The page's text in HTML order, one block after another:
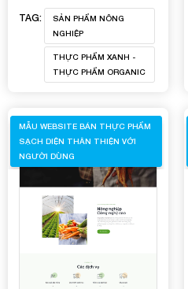
TAG:
SẢN PHẨM NÔNG
NGHIỆP
THỰC PHẨM XANH -
THỰC PHẨM ORGANIC
MẪU WEBSITE BÁN THỰC PHẨM
SẠCH DIỆN THÂN THIỆN VỚI
NGƯỜI DÙNG
Quý khách vui lòng đăng